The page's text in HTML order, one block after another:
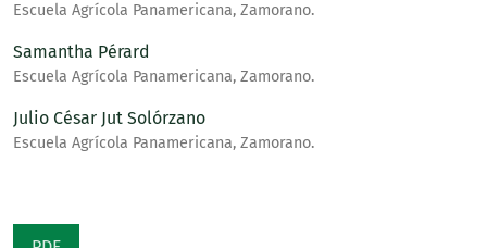
Escuela Agrícola Panamericana, Zamorano.
Samantha Pérard
Escuela Agrícola Panamericana, Zamorano.
Julio César Jut Solórzano
Escuela Agrícola Panamericana, Zamorano.